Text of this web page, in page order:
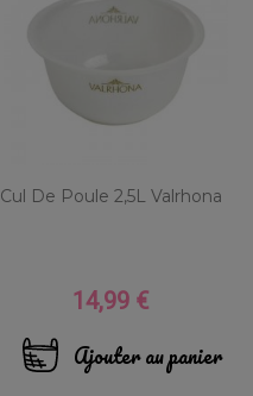
Cul De Poule 2,5L Valrhona
Prix
14,99 €
Ajouter au panier